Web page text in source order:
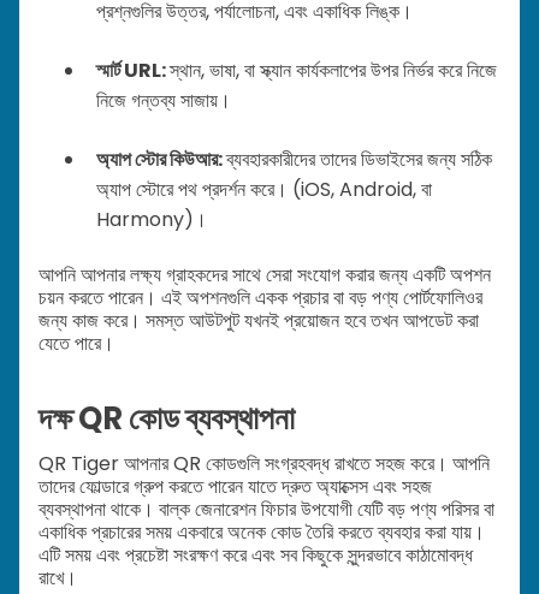
প্রশ্নগুলির উত্তর, পর্যালোচনা, এবং একাধিক লিঙ্ক।
স্মার্ট URL:স্থান, ভাষা, বা স্ক্যান কার্যকলাপের উপর নির্ভর করে নিজে
নিজে গন্তব্য সাজায়।
অ্যাপ স্টোর কিউআর:ব্যবহারকারীদের তাদের ডিভাইসের জন্য সঠিক
অ্যাপ স্টোরে পথ প্রদর্শন করে। (iOS, Android, বা
Harmony)।
আপনি আপনার লক্ষ্য গ্রাহকদের সাথে সেরা সংযোগ করার জন্য একটি অপশন
চয়ন করতে পারেন। এই অপশনগুলি একক প্রচার বা বড় পণ্য পোর্টফোলিওর
জন্য কাজ করে। সমস্ত আউটপুট যখনই প্রয়োজন হবে তখন আপডেট করা
যেতে পারে।
দক্ষ QR কোড ব্যবস্থাপনা
QR Tiger আপনার QR কোডগুলি সংগ্রহবদ্ধ রাখতে সহজ করে। আপনি
তাদের ফোল্ডারে গ্রুপ করতে পারেন যাতে দ্রুত অ্যাক্সেস এবং সহজ
ব্যবস্থাপনা থাকে। বাল্ক জেনারেশন ফিচার উপযোগী যেটি বড় পণ্য পরিসর বা
একাধিক প্রচারের সময় একবারে অনেক কোড তৈরি করতে ব্যবহার করা যায়।
এটি সময় এবং প্রচেষ্টা সংরক্ষণ করে এবং সব কিছুকে সুন্দরভাবে কাঠামোবদ্ধ
রাখে।